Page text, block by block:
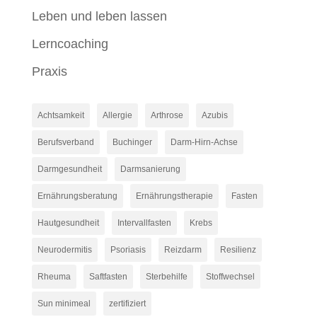
Leben und leben lassen
Lerncoaching
Praxis
Achtsamkeit Allergie Arthrose Azubis
Berufsverband Buchinger Darm-Hirn-Achse
Darmgesundheit Darmsanierung
Ernährungsberatung Ernährungstherapie Fasten
Hautgesundheit Intervallfasten Krebs
Neurodermitis Psoriasis Reizdarm Resilienz
Rheuma Saftfasten Sterbehilfe Stoffwechsel
Sun minimeal zertifiziert